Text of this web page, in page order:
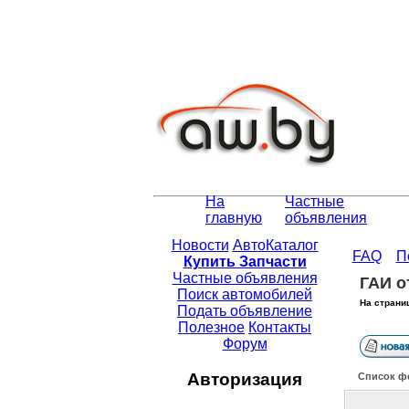
На
главную
Частные
объявления
Новости АвтоКаталог
Купить Запчасти
Частные объявления
Поиск автомобилей
Подать объявление
Полезное Контакты
Форум
Авторизация
FAQ
ГАИ
На
Список